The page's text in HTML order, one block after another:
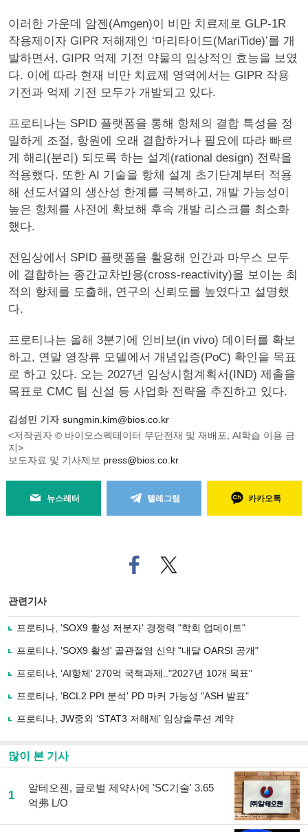
이러한 가운데 암젠(Amgen)이 비만 치료제로 GLP-1R
작용제이자 GIPR 저해제인 ‘마리타이드(MariTide)’를 개
발하면서, GIPR 억제 기전 약물의 임상적인 효능을 보였
다. 이에 따라 현재 비만 치료제 영역에서는 GIPR 작용
기전과 억제 기전 모두가 개발되고 있다.
프로티나는 SPID 플랫폼을 통해 항체의 결합 특성을 정
밀하게 조절, 항원에 오래 결합하거나 필요에 따라 빠르
게 해리(분리) 되도록 하는 설계(rational design) 전략을
적용했다. 또한 AI 기술을 항체 설계 초기단계부터 적용
해 선도서열의 생산성 한계를 극복하고, 개발 가능성이
높은 항체를 사전에 확보해 후속 개발 리스크를 최소화
했다.
전임상에서 SPID 플랫폼을 활용해 인간과 마우스 모두
에 결합하는 종간교차반응(cross-reactivity)을 보이는 최
적의 항체를 도출해, 연구의 신뢰도를 높였다고 설명했
다.
프로티나는 올해 3분기에 인비보(in vivo) 데이터를 확보
하고, 연말 영장류 모델에서 개념입증(PoC) 확인을 목표
로 하고 있다. 오는 2027년 임상시험계획서(IND) 제출을
목표로 CMC 팀 신설 등 사업화 전략을 추진하고 있다.
김성민 기자 sungmin.kim@bios.co.kr
<저작권자 © 바이오스펙테이터 무단전재 및 재배포, AI학습 이용 금
지>
보도자료 및 기사제보 press@bios.co.kr
뉴스레터 텔레그램 카카오톡
페
이
로
기
사
유
기
트위
터로
관련기사
프로티나, 'SOX9 활성 저분자' 경쟁력 "학회 업데이트"
프로티나, 'SOX9 활성' 골관절염 신약 "내달 OARSI 공개"
프로티나, 'AI항체' 270억 국책과제.."2027년 10개 목표"
프로티나, 'BCL2 PPI 분석' PD 마커 가능성 "ASH 발표"
프로티나, JW중외 ‘STAT3 저해제’ 임상솔루션 계약
많이 본 기사
1
알테오젠, 글로벌 제약사에 'SC기술' 3.65
억弗 L/O